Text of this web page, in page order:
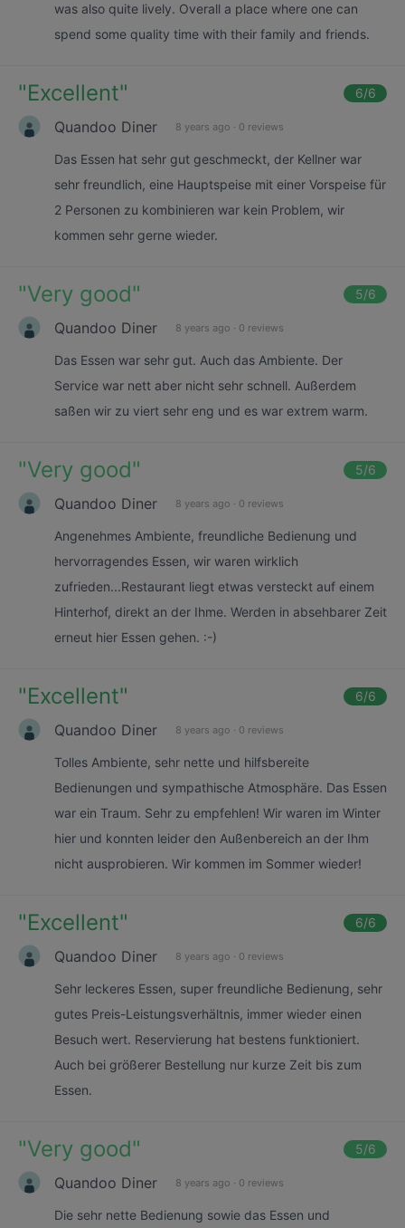
was also quite lively. Overall a place where one can
spend some quality time with their family and friends.
"Excellent" 6/6
Quandoo Diner 8 years ago · 0 reviews
Das Essen hat sehr gut geschmeckt, der Kellner war
sehr freundlich, eine Hauptspeise mit einer Vorspeise für
2 Personen zu kombinieren war kein Problem, wir
kommen sehr gerne wieder.
"Very good" 5/6
Quandoo Diner 8 years ago · 0 reviews
Das Essen war sehr gut. Auch das Ambiente. Der
Service war nett aber nicht sehr schnell. Außerdem
saßen wir zu viert sehr eng und es war extrem warm.
"Very good" 5/6
Quandoo Diner 8 years ago · 0 reviews
Angenehmes Ambiente, freundliche Bedienung und
hervorragendes Essen, wir waren wirklich
zufrieden...Restaurant liegt etwas versteckt auf einem
Hinterhof, direkt an der Ihme. Werden in absehbarer Zeit
erneut hier Essen gehen. :-)
"Excellent" 6/6
Quandoo Diner 8 years ago · 0 reviews
Tolles Ambiente, sehr nette und hilfsbereite
Bedienungen und sympathische Atmosphäre. Das Essen
war ein Traum. Sehr zu empfehlen! Wir waren im Winter
hier und konnten leider den Außenbereich an der Ihm
nicht ausprobieren. Wir kommen im Sommer wieder!
"Excellent" 6/6
Quandoo Diner 8 years ago · 0 reviews
Sehr leckeres Essen, super freundliche Bedienung, sehr
gutes Preis-Leistungsverhältnis, immer wieder einen
Besuch wert. Reservierung hat bestens funktioniert.
Auch bei größerer Bestellung nur kurze Zeit bis zum
Essen.
"Very good" 5/6
Quandoo Diner 8 years ago · 0 reviews
Die sehr nette Bedienung sowie das Essen und